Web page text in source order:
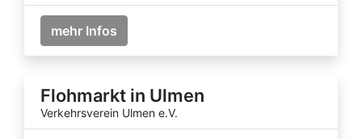
mehr Infos
Flohmarkt in Ulmen
Verkehrsverein Ulmen e.V.